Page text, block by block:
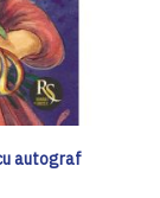
autograf